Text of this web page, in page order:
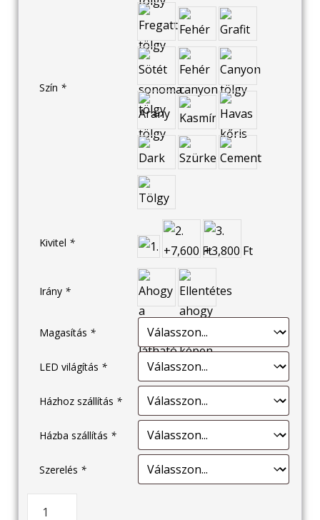
Szín *
Kivitel *
Irány *
Magasítás *
LED világítás *
Házhoz szállítás *
Házba szállítás *
Szerelés *